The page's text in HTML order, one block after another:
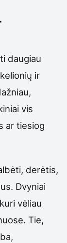
daugiau
ir
vis
ar tiesiog
derėtis,
Dvyniai
vėliau
Tie,